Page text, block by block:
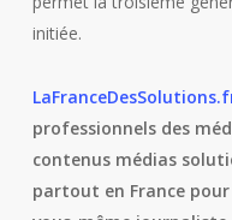
initiée.
professionnels des
contenus médias
partout en France